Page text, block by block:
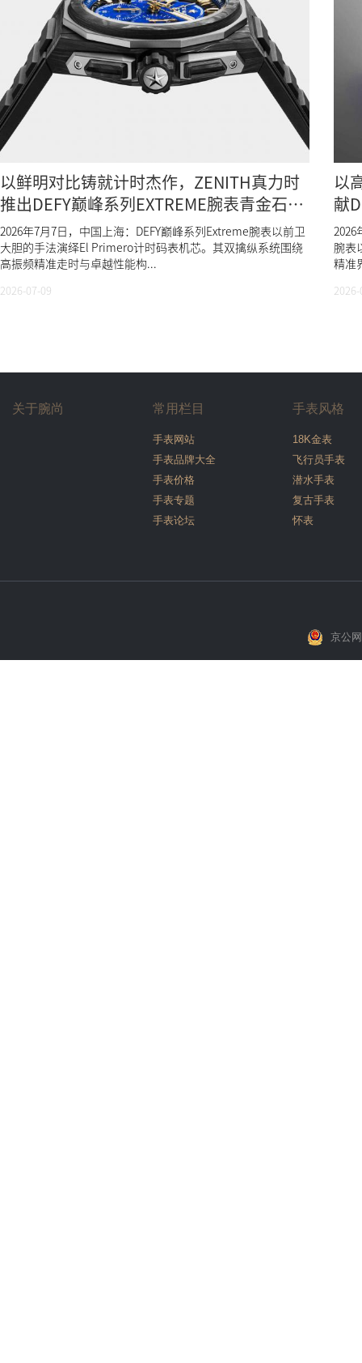
以鲜明对比铸就计时杰作，ZENITH真力时
推出DEFY巅峰系列EXTREME腕表青金石款
第二代
2026年7月7日，中国上海：DEFY巅峰系列Extreme腕表以前卫
大胆的手法演绎El Primero计时码表机芯。其双擒纵系统围绕
高振频精准走时与卓越性能构...
2026-07-09
以
献
腕
2026
腕表
精准
关于腕尚 常用栏目
手表网站
手表品牌大全
手表价格
手表专题
手表论坛
手表风格
18K金表
飞行员手表
潜水手表
复古手表
怀表
京公